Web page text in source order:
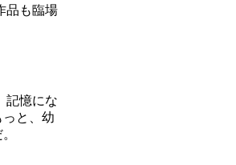
品も臨場
記憶にな
と、幼